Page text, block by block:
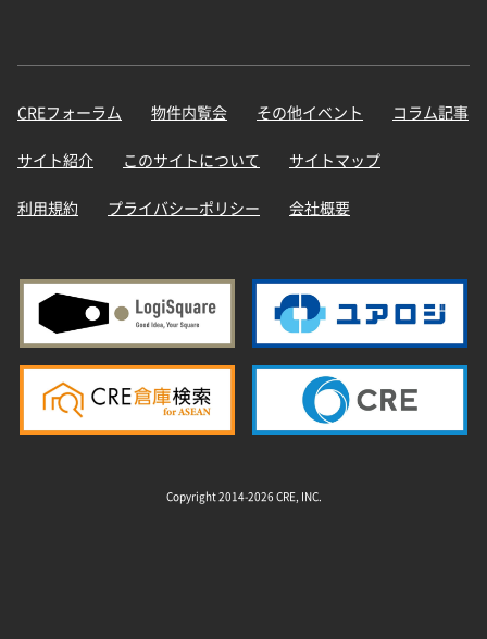
CREフォーラム 物件内覧会 その他イベント コラム記事
サイト紹介 このサイトについて サイトマップ
利用規約 プライバシーポリシー 会社概要
Copyright 2014-2026 CRE, INC.